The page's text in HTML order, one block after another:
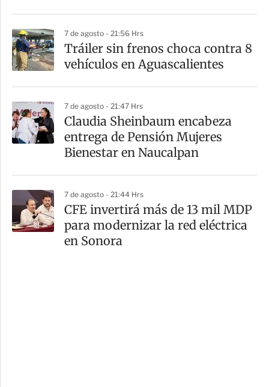
7 de agosto - 21:56 Hrs
Tráiler sin frenos choca contra 8
vehículos en Aguascalientes
7 de agosto - 21:47 Hrs
Claudia Sheinbaum encabeza
entrega de Pensión Mujeres
Bienestar en Naucalpan
7 de agosto - 21:44 Hrs
CFE invertirá más de 13 mil MDP
para modernizar la red eléctrica
en Sonora